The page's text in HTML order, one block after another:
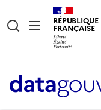
RÉPUBLIQUE
FRANÇAISE